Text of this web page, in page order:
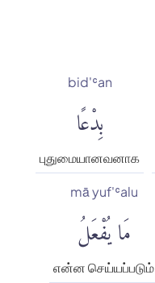
bid'ʿan
بِدْعًا
புதுமையானவனாக
mā yuf'ʿalu
مَا يُفْعَلُ
என்ன செய்யப்படும்